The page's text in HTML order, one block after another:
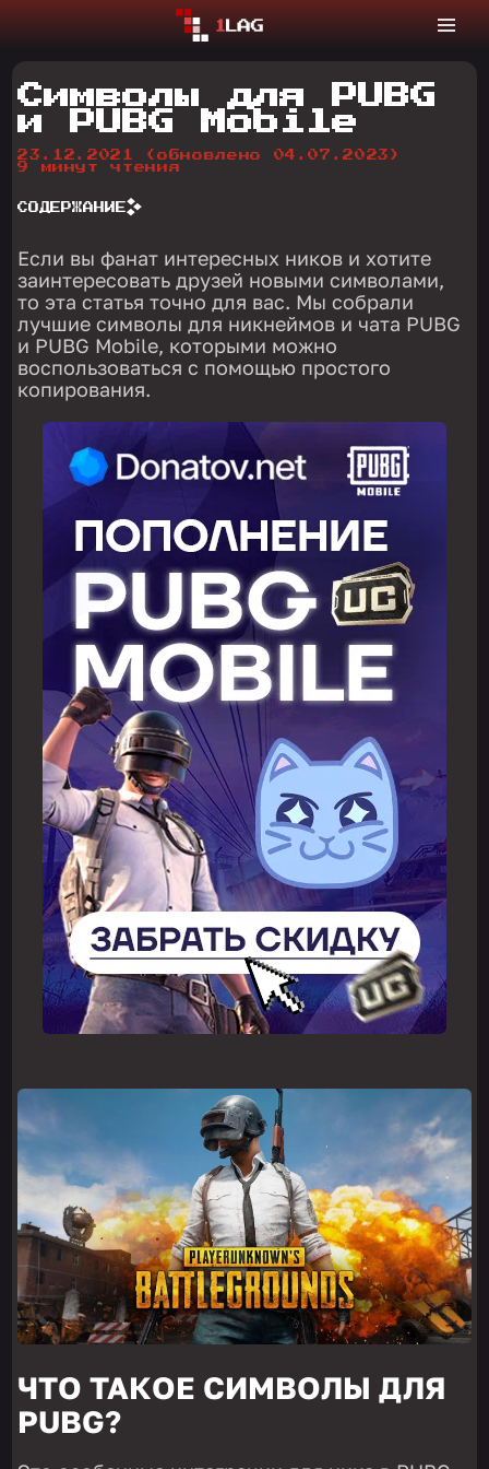
Символы для PUBG
и PUBG Mobile
23.12.2021
(обновлено 04.07.2023)
9 минут чтения
СОДЕРЖАНИЕ
Если вы фанат интересных ников и хотите
заинтересовать друзей новыми символами,
то эта статья точно для вас. Мы собрали
лучшие символы для никнеймов и чата PUBG
и PUBG Mobile, которыми можно
воспользоваться с помощью простого
копирования.
ЧТО ТАКОЕ СИМВОЛЫ ДЛЯ
PUBG?